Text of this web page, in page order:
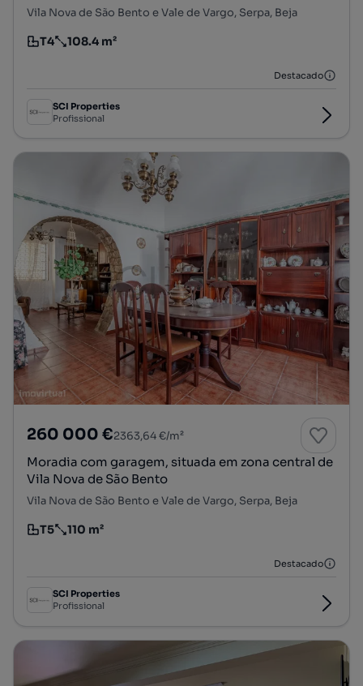
Vila Nova de São Bento e Vale de Vargo, Serpa, Beja
Tipologia
T4
Preço por metro quadrado
108.4 m²
Destacado
SCI Properties
Profissional
260 000 €2363,64 €/m²
Moradia com garagem, situada em zona central de
Vila Nova de São Bento
Vila Nova de São Bento e Vale de Vargo, Serpa, Beja
Tipologia
T5
Preço por metro quadrado
110 m²
Destacado
SCI Properties
Profissional